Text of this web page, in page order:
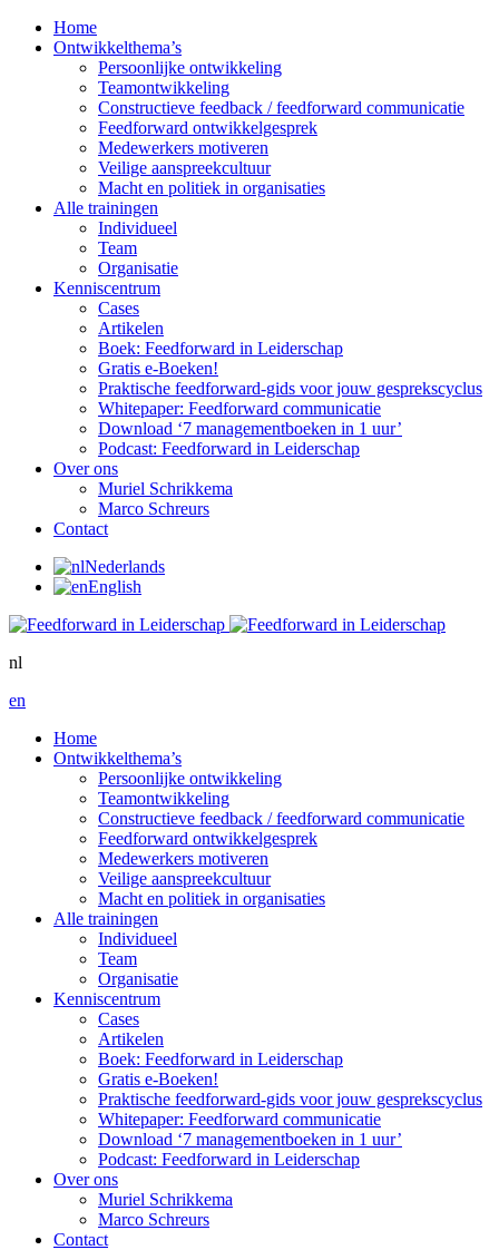
Home
Ontwikkelthema’s
Persoonlijke ontwikkeling
Teamontwikkeling
Constructieve feedback / feedforward communicatie
Feedforward ontwikkelgesprek
Medewerkers motiveren
Veilige aanspreekcultuur
Macht en politiek in organisaties
Alle trainingen
Individueel
Team
Organisatie
Kenniscentrum
Cases
Artikelen
Boek: Feedforward in Leiderschap
Gratis e-Boeken!
Praktische feedforward-gids voor jouw gesprekscyclus
Whitepaper: Feedforward communicatie
Download ‘7 managementboeken in 1 uur’
Podcast: Feedforward in Leiderschap
Over ons
Muriel Schrikkema
Marco Schreurs
Contact
Nederlands
English
nl
en
Home
Ontwikkelthema’s
Persoonlijke ontwikkeling
Teamontwikkeling
Constructieve feedback / feedforward communicatie
Feedforward ontwikkelgesprek
Medewerkers motiveren
Veilige aanspreekcultuur
Macht en politiek in organisaties
Alle trainingen
Individueel
Team
Organisatie
Kenniscentrum
Cases
Artikelen
Boek: Feedforward in Leiderschap
Gratis e-Boeken!
Praktische feedforward-gids voor jouw gesprekscyclus
Whitepaper: Feedforward communicatie
Download ‘7 managementboeken in 1 uur’
Podcast: Feedforward in Leiderschap
Over ons
Muriel Schrikkema
Marco Schreurs
Contact